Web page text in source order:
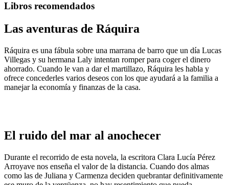
Libros recomendados
Las aventuras de Ráquira
Ráquira es una fábula sobre una marrana de barro que un día Lucas
Villegas y su hermana Laly intentan romper para coger el dinero
ahorrado. Cuando le van a dar el martillazo, Ráquira les habla y
ofrece concederles varios deseos con los que ayudará a la familia a
manejar la economía y finanzas de la casa.
El ruido del mar al anochecer
Durante el recorrido de esta novela, la escritora Clara Lucía Pérez
Arroyave nos enseña el valor de la distancia. Cuando dos almas
como las de Juliana y Carmenza deciden quebrantar definitivamente